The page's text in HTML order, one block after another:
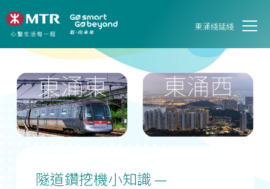
東涌綫延綫
隧道鑽挖機小知識 —